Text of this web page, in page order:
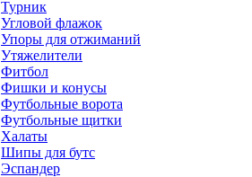
Турник
Угловой флажок
Упоры для отжиманий
Утяжелители
Фитбол
Фишки и конусы
Футбольные ворота
Футбольные щитки
Халаты
Шипы для бутс
Эспандер